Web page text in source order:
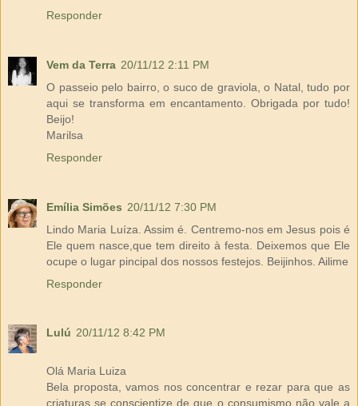
Responder
Vem da Terra 20/11/12 2:11 PM
O passeio pelo bairro, o suco de graviola, o Natal, tudo por
aqui se transforma em encantamento. Obrigada por tudo!
Beijo!
Marilsa
Responder
Emília Simões 20/11/12 7:30 PM
Lindo Maria Luíza. Assim é. Centremo-nos em Jesus pois é
Ele quem nasce,que tem direito à festa. Deixemos que Ele
ocupe o lugar pincipal dos nossos festejos. Beijinhos. Ailime
Responder
Lulú 20/11/12 8:42 PM
Olá Maria Luiza
Bela proposta, vamos nos concentrar e rezar para que as
criaturas se conscientize de que o consumismo não vale a